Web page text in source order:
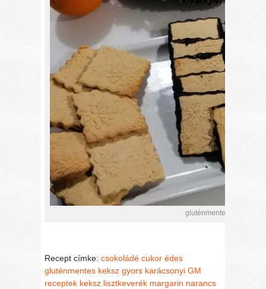
gluténmentes csokis
Recept címke:csokoládé cukor édes
gluténmentes keksz gyors karácsonyi GM
receptek keksz lisztkeverék margarin narancs